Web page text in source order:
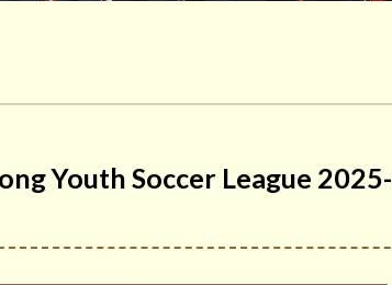
Youth Soccer League 2025-